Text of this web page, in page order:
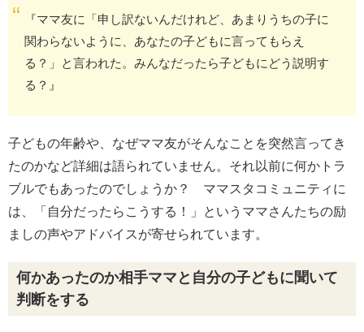
『ママ友に「申し訳ないんだけれど、あまりうちの子に
関わらないように、あなたの子どもに言ってもらえ
る？」と言われた。みんなだったら子どもにどう説明す
る？』
子どもの年齢や、なぜママ友がそんなことを突然言ってき
たのかなど詳細は語られていません。それ以前に何かトラ
ブルでもあったのでしょうか？ ママスタコミュニティに
は、「自分だったらこうする！」というママさんたちの励
ましの声やアドバイスが寄せられています。
何かあったのか相手ママと自分の子どもに聞いて
判断をする